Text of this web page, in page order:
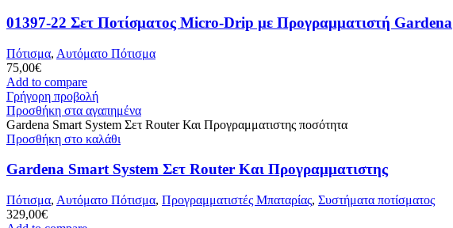
01397-22 Σετ Ποτίσματος Micro-Drip με Προγραμματιστή Gardena
Πότισμα, Αυτόματο Πότισμα
75,00€
Add to compare
Γρήγορη προβολή
Προσθήκη στα αγαπημένα
Gardena Smart System Σετ Router Και Προγραμματιστης ποσότητα
Προσθήκη στο καλάθι
Gardena Smart System Σετ Router Και Προγραμματιστης
Πότισμα, Αυτόματο Πότισμα, Προγραμματιστές Μπαταρίας, Συστήματα ποτίσματος
329,00€